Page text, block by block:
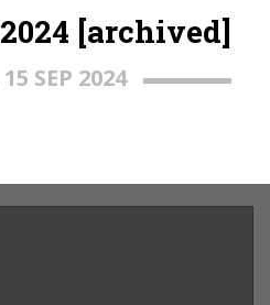
[archived]
SEP 2024